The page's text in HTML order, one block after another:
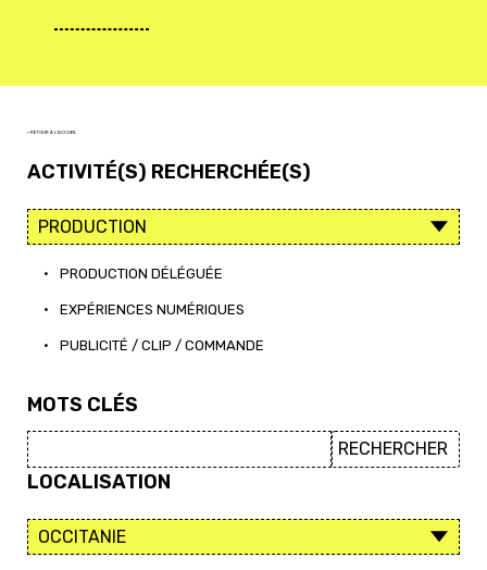
< RETOUR À L'ACCUEIL
ACTIVITÉ(S) RECHERCHÉE(S)
• PRODUCTION DÉLÉGUÉE
• EXPÉRIENCES NUMÉRIQUES
• PUBLICITÉ / CLIP / COMMANDE
MOTS CLÉS
LOCALISATION